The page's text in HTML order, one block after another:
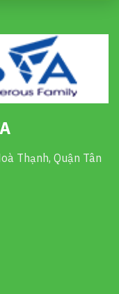
Thạnh, Quận Tân